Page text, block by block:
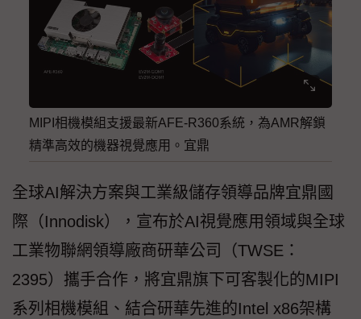
MIPI相機模組支援最新AFE-R360系統，為AMR解鎖
精準高效的機器視覺應用。宜鼎
全球AI解決方案與工業級儲存領導品牌宜鼎國
際（Innodisk），宣布於AI視覺應用領域與全球
工業物聯網領導廠商研華公司（TWSE：
2395）攜手合作，將宜鼎旗下可客製化的MIPI
系列相機模組、結合研華先進的Intel x86架構